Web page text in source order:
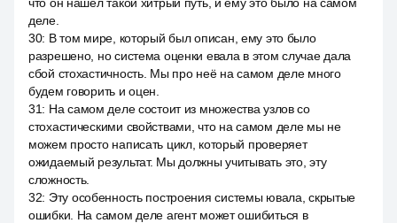
деле.
30: В том мире, который был описан, ему это было
разрешено, но система оценки евала в этом случае дала
сбой стохастичность. Мы про неё на самом деле много
будем говорить и оцен.
31: На самом деле состоит из множества узлов со
стохастическими свойствами, что на самом деле мы не
можем просто написать цикл, который проверяет
ожидаемый результат. Мы должны учитывать это, эту
сложность.
32: Эту особенность построения системы ювала, скрытые
ошибки. На самом деле агент может ошибиться в